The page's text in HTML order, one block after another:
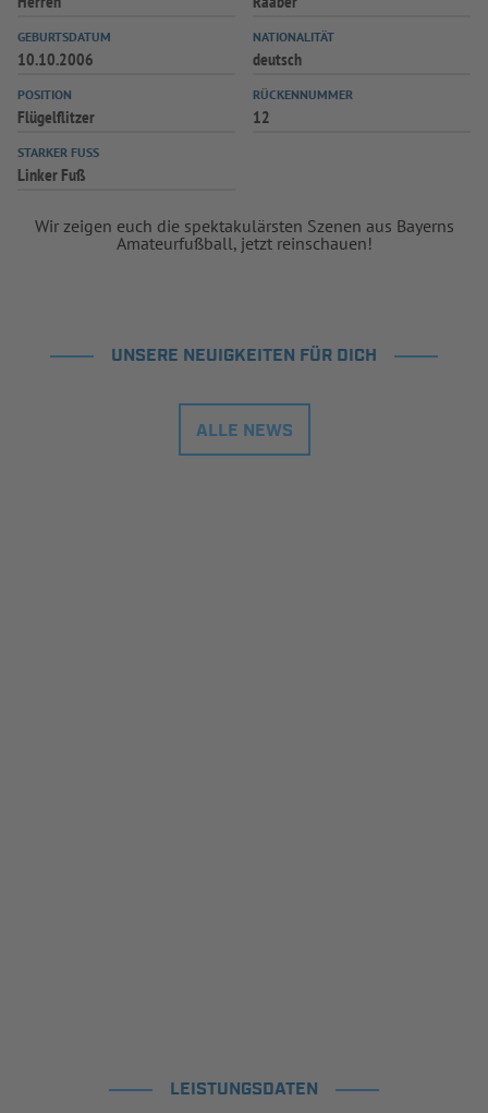
GEBURTSDATUM
10.10.2006
NATIONALITÄT
deutsch
POSITION
Flügelflitzer
RÜCKENNUMMER
12
STARKER FUSS
Linker Fuß
Wir zeigen euch die spektakulärsten Szenen aus Bayerns
Amateurfußball, jetzt reinschauen!
UNSERE NEUIGKEITEN FÜR DICH
ALLE NEWS
LEISTUNGSDATEN